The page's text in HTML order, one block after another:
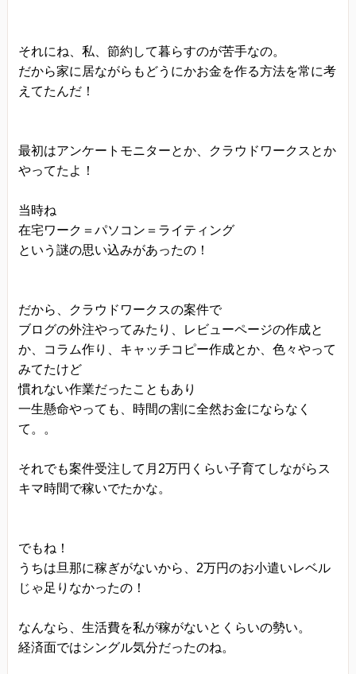
それにね、私、節約して暮らすのが苦手なの。
だから家に居ながらもどうにかお金を作る方法を常に考
えてたんだ！
最初はアンケートモニターとか、クラウドワークスとか
やってたよ！
当時ね
在宅ワーク＝パソコン＝ライティング
という謎の思い込みがあったの！
だから、クラウドワークスの案件で
ブログの外注やってみたり、レビューページの作成と
か、コラム作り、キャッチコピー作成とか、色々やって
みてたけど
慣れない作業だったこともあり
一生懸命やっても、時間の割に全然お金にならなく
て。。
それでも案件受注して月2万円くらい子育てしながらス
キマ時間で稼いでたかな。
でもね！
うちは旦那に稼ぎがないから、2万円のお小遣いレベル
じゃ足りなかったの！
なんなら、生活費を私が稼がないとくらいの勢い。
経済面ではシングル気分だったのね。